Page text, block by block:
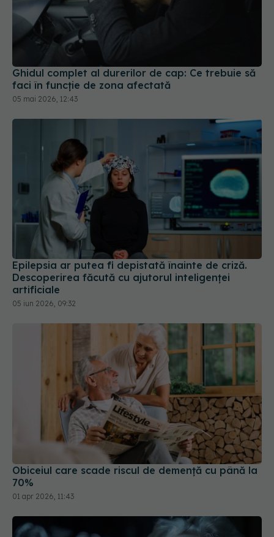
Ghidul complet al durerilor de cap: Ce trebuie să
faci în funcție de zona afectată
05 mai 2026, 12:43
Epilepsia ar putea fi depistată înainte de criză.
Descoperirea făcută cu ajutorul inteligenței
artificiale
05 iun 2026, 09:32
Obiceiul care scade riscul de demență cu până la
70%
01 apr 2026, 11:43